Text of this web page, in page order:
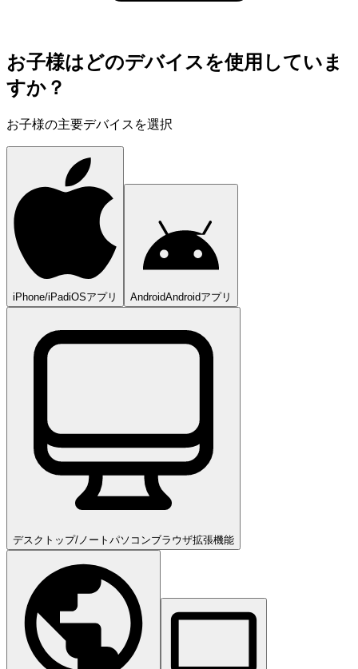
お子様はどのデバイスを使用していま
すか？
お子様の主要デバイスを選択
iPhone/iPadiOSアプリ AndroidAndroidアプリ
デスクトップ/ノートパソコンブラウザ拡張機能